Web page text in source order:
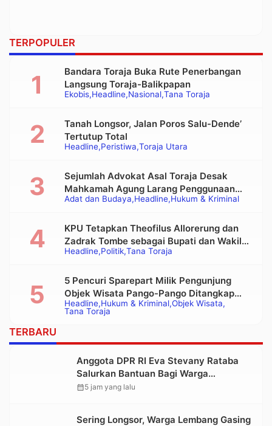
TERPOPULER
Ekobis Headline Nasional Tana Toraja
Bandara Toraja Buka Rute Penerbangan
Langsung Toraja-Balikpapan
Headline Peristiwa Toraja Utara
Tanah Longsor, Jalan Poros Salu-Dende’
Tertutup Total
Adat dan Budaya Headline Hukum & Kriminal
Sejumlah Advokat Asal Toraja Desak
Mahkamah Agung Larang Penggunaan
Alat Berat pada Eksekusi Rumah Adat
Headline Politik Tana Toraja
KPU Tetapkan Theofilus Allorerung dan
Zadrak Tombe sebagai Bupati dan Wakil
Bupati Tana Toraja Terpilih
Headline Hukum & Kriminal Objek Wisata
Tana Toraja
5 Pencuri Sparepart Milik Pengunjung
Objek Wisata Pango-Pango Ditangkap
Polisi
TERBARU
Anggota DPR RI Eva Stevany Rataba
Salurkan Bantuan Bagi Warga
Terdampak Longsor di Buntu Pepasan
calendar_month5 jam yang lalu
Sering Longsor, Warga Lembang Gasing